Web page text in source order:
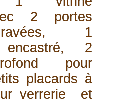
2 portes
1
encastré, 2
pour
placards à
verrerie et